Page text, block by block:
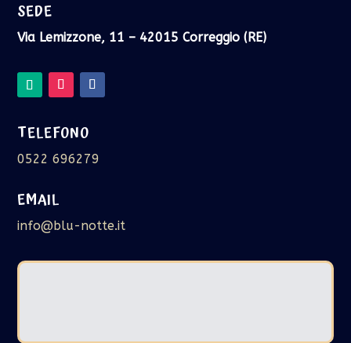
SEDE
Via Lemizzone, 11 – 42015 Correggio (RE)
TELEFONO
0522 696279
EMAIL
info@blu-notte.it